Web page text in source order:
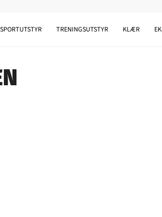
TRENINGSUTSTYR KLÆR